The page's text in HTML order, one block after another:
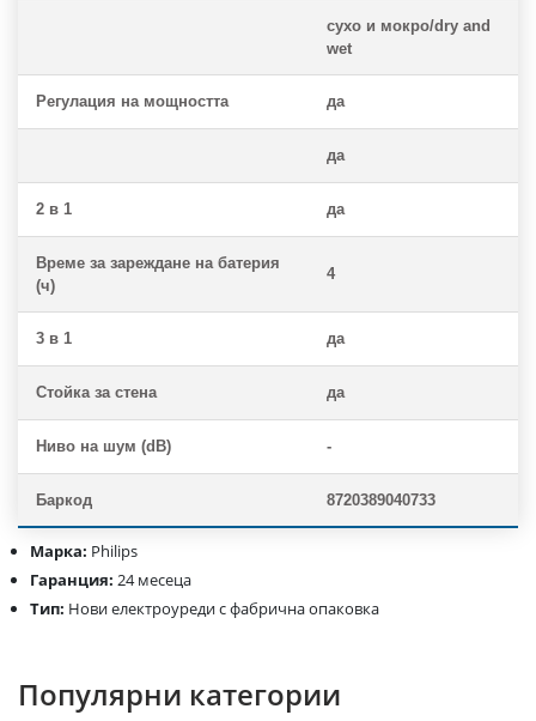
сухо и мокро/dry and
wet
Регулация на мощността да
да
2 в 1 да
Време за зареждане на батерия
(ч)
4
3 в 1 да
Стойка за стена да
Ниво на шум (dB) -
Баркод 8720389040733
Марка: Philips
Гаранция: 24 месеца
Тип: Нови електроуреди с фабрична опаковка
Популярни категории